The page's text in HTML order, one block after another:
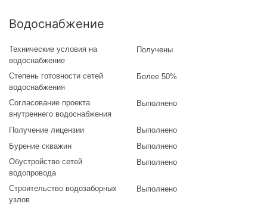
Водоснабжение
Технические условия на
водоснабжение
Получены
Степень готовности сетей
водоснабжения
Более 50%
Согласование проекта
внутреннего водоснабжения
Выполнено
Получение лицензии
Выполнено
Бурение скважин
Выполнено
Обустройство сетей
водопровода
Выполнено
Строительство водозаборных
узлов
Выполнено